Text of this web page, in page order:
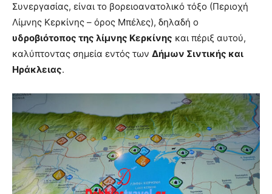
Συνεργασίας, είναι το βορειοανατολικό τόξο (Περιοχή
Λίμνης Κερκίνης – όρος Μπέλες), δηλαδή ο
υδροβιότοπος της λίμνης Κερκίνης και πέριξ αυτού,
καλύπτοντας σημεία εντός των Δήμων Σιντικής και
Ηράκλειας.